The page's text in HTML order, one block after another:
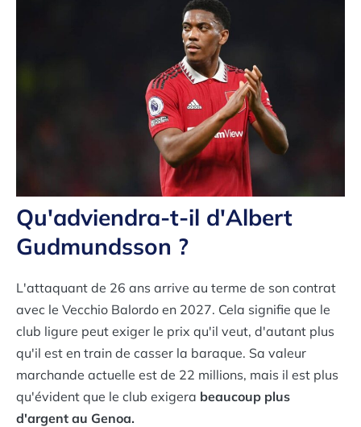
Qu'adviendra-t-il d'Albert
Gudmundsson ?
L'attaquant de 26 ans arrive au terme de son contrat
avec le Vecchio Balordo en 2027. Cela signifie que le
club ligure peut exiger le prix qu'il veut, d'autant plus
qu'il est en train de casser la baraque. Sa valeur
marchande actuelle est de 22 millions, mais il est plus
qu'évident que le club exigera beaucoup plus
d'argent au Genoa.